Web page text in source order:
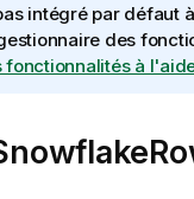
intégré par défaut
des
fonctionnalités à